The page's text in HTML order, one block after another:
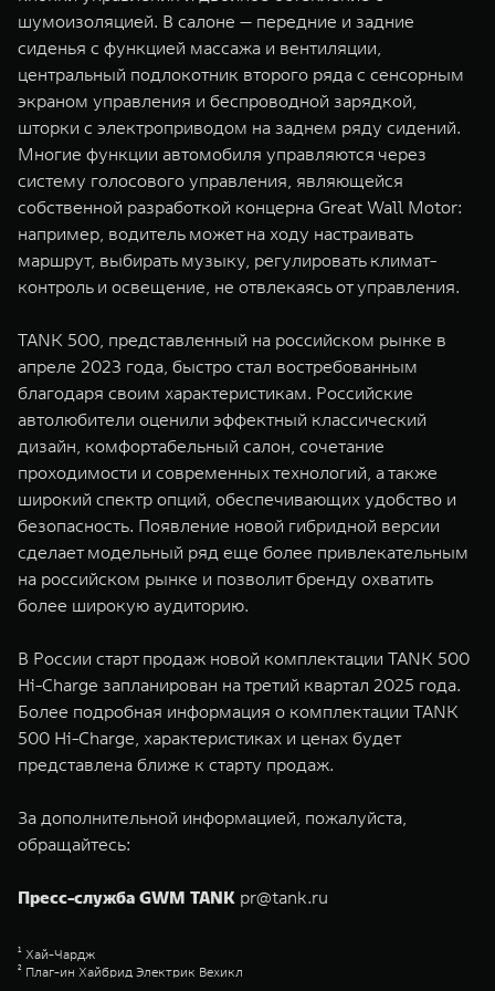
шумоизоляцией. В салоне — передние и задние
сиденья с функцией массажа и вентиляции,
центральный подлокотник второго ряда с сенсорным
экраном управления и беспроводной зарядкой,
шторки с электроприводом на заднем ряду сидений.
Многие функции автомобиля управляются через
систему голосового управления, являющейся
собственной разработкой концерна Great Wall Motor:
например, водитель может на ходу настраивать
маршрут, выбирать музыку, регулировать климат-
контроль и освещение, не отвлекаясь от управления.
TANK 500, представленный на российском рынке в
апреле 2023 года, быстро стал востребованным
благодаря своим характеристикам. Российские
автолюбители оценили эффектный классический
дизайн, комфортабельный салон, сочетание
проходимости и современных технологий, а также
широкий спектр опций, обеспечивающих удобство и
безопасность. Появление новой гибридной версии
сделает модельный ряд еще более привлекательным
на российском рынке и позволит бренду охватить
более широкую аудиторию.
В России старт продаж новой комплектации TANK 500
Hi-Charge запланирован на третий квартал 2025 года.
Более подробная информация о комплектации TANK
500 Hi-Charge, характеристиках и ценах будет
представлена ближе к старту продаж.
За дополнительной информацией, пожалуйста,
обращайтесь:
Пресс-служба GWM TANK pr@tank.ru
¹ Хай-Чардж
² Плаг-ин Хайбрид Электрик Вехикл